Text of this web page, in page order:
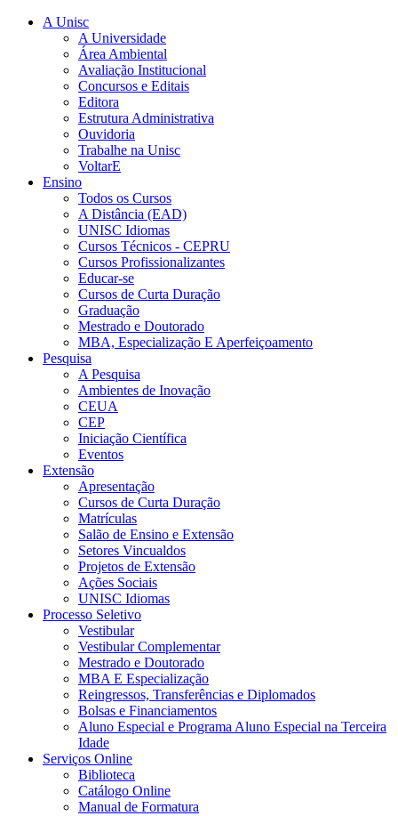
A Unisc
A Universidade
Área Ambiental
Avaliação Institucional
Concursos e Editais
Editora
Estrutura Administrativa
Ouvidoria
Trabalhe na Unisc
VoltarE
Ensino
Todos os Cursos
A Distância (EAD)
UNISC Idiomas
Cursos Técnicos - CEPRU
Cursos Profissionalizantes
Educar-se
Cursos de Curta Duração
Graduação
Mestrado e Doutorado
MBA, Especialização E Aperfeiçoamento
Pesquisa
A Pesquisa
Ambientes de Inovação
CEUA
CEP
Iniciação Científica
Eventos
Extensão
Apresentação
Cursos de Curta Duração
Matrículas
Salão de Ensino e Extensão
Setores Vincualdos
Projetos de Extensão
Ações Sociais
UNISC Idiomas
Processo Seletivo
Vestibular
Vestibular Complementar
Mestrado e Doutorado
MBA E Especialização
Reingressos, Transferências e Diplomados
Bolsas e Financiamentos
Aluno Especial e Programa Aluno Especial na Terceira
Idade
Serviços Online
Biblioteca
Catálogo Online
Manual de Formatura